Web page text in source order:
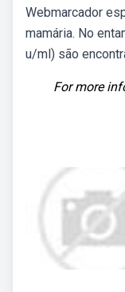
Webmarcador
mamária. No
u/ml) são
For more